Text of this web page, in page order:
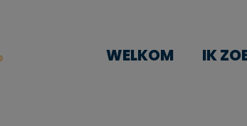
WELKOM IK